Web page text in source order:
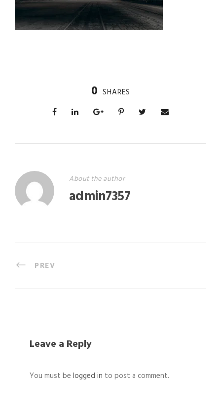
0 SHARES
About the author
admin7357
PREV
Leave a Reply
You must be logged in to post a comment.